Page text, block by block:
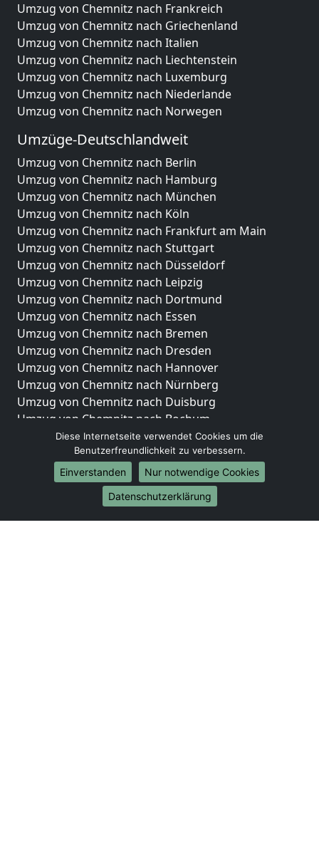
Umzug von Chemnitz nach Frankreich
Umzug von Chemnitz nach Griechenland
Umzug von Chemnitz nach Italien
Umzug von Chemnitz nach Liechtenstein
Umzug von Chemnitz nach Luxemburg
Umzug von Chemnitz nach Niederlande
Umzug von Chemnitz nach Norwegen
Umzüge-Deutschlandweit
Umzug von Chemnitz nach Berlin
Umzug von Chemnitz nach Hamburg
Umzug von Chemnitz nach München
Umzug von Chemnitz nach Köln
Umzug von Chemnitz nach Frankfurt am Main
Umzug von Chemnitz nach Stuttgart
Umzug von Chemnitz nach Düsseldorf
Umzug von Chemnitz nach Leipzig
Umzug von Chemnitz nach Dortmund
Umzug von Chemnitz nach Essen
Umzug von Chemnitz nach Bremen
Umzug von Chemnitz nach Dresden
Umzug von Chemnitz nach Hannover
Umzug von Chemnitz nach Nürnberg
Umzug von Chemnitz nach Duisburg
Umzug von Chemnitz nach Bochum
Umzug von Chemnitz nach Wuppertal
Umzug von Chemnitz nach Bielefeld
Umzug von Chemnitz nach Bonn
Umzug von Chemnitz nach Münster
Diese Internetseite verwendet Cookies um die
Benutzerfreundlichkeit zu verbessern.
Einverstanden
Nur notwendige Cookies
Datenschutzerklärung